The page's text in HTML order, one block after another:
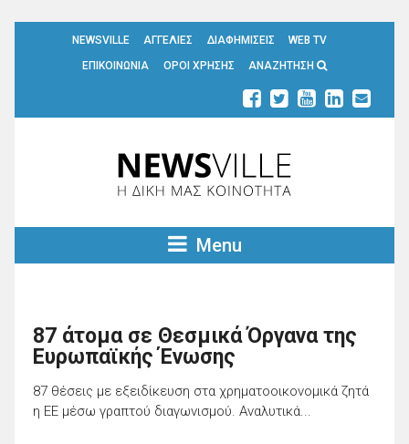
NEWSVILLE ΑΓΓΕΛΙΕΣ ΔΙΑΦΗΜΙΣΕΙΣ
WEB TV
ΕΠΙΚΟΙΝΩΝΙΑ
ΟΡΟΙ ΧΡΗΣΗΣ ΑΝΑΖΗΤΗΣΗ
Menu
87 άτομα σε Θεσμικά Όργανα της
Ευρωπαϊκής Ένωσης
87 θέσεις με εξειδίκευση στα χρηματοοικονομικά ζητά
η ΕΕ μέσω γραπτού διαγωνισμού. Αναλυτικά...